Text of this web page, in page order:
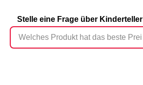
Stelle eine Frage über Kinderteller